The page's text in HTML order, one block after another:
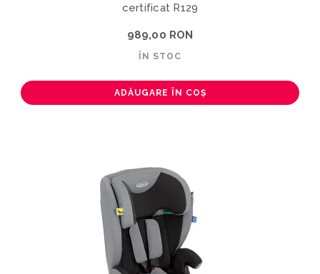
certificat R129
989,00 RON
ÎN STOC
ADĂUGARE ÎN COȘ